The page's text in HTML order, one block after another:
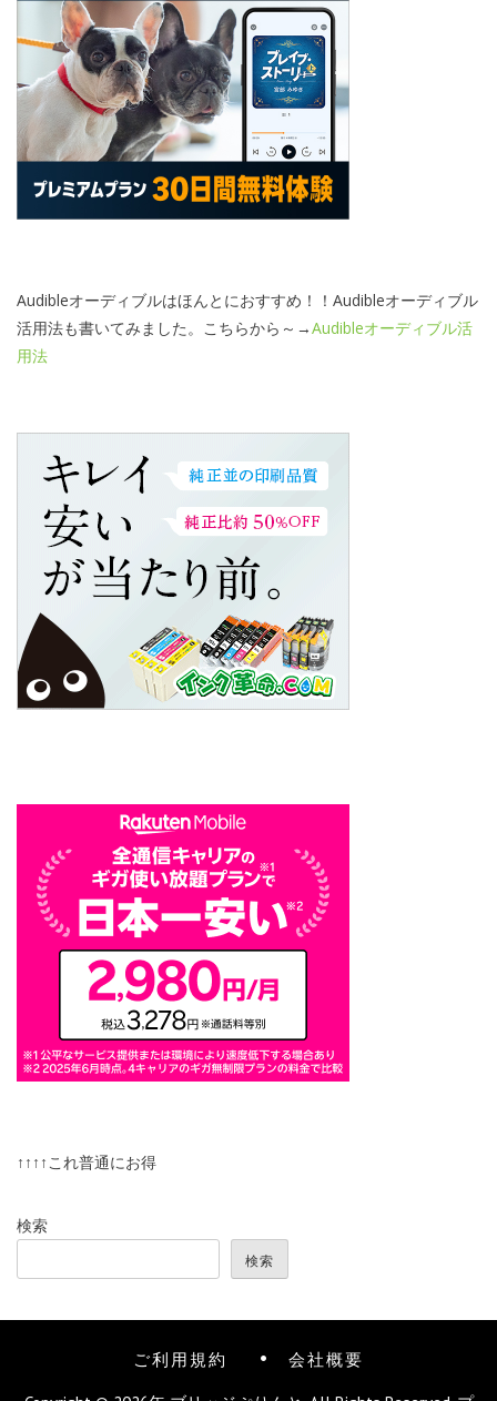
Audibleオーディブルはほんとにおすすめ！！Audibleオーディブル
活用法も書いてみました。こちらから～→Audibleオーディブル活
用法
↑↑↑↑これ普通にお得
検索
検索
ご利用規約 会社概要